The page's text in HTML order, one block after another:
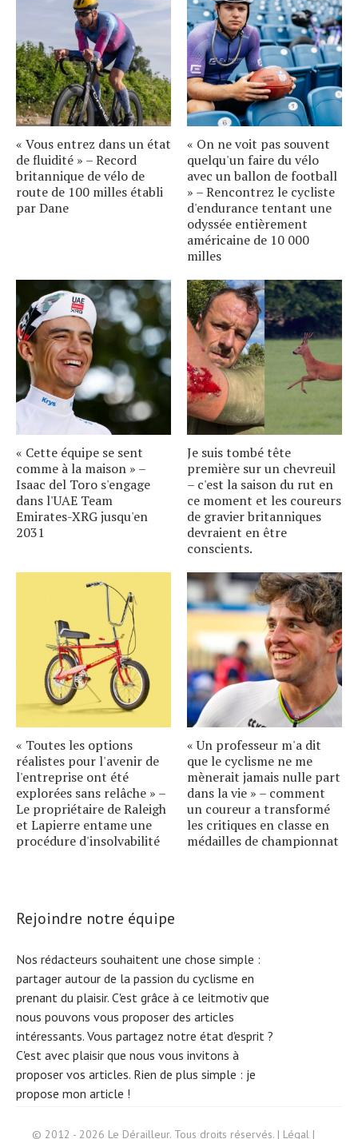
« Vous entrez dans un état
de fluidité » – Record
britannique de vélo de
route de 100 milles établi
par Dane
« On ne voit pas souvent
quelqu'un faire du vélo
avec un ballon de football
» – Rencontrez le cycliste
d'endurance tentant une
odyssée entièrement
américaine de 10 000
milles
« Cette équipe se sent
comme à la maison » –
Isaac del Toro s'engage
dans l'UAE Team
Emirates-XRG jusqu'en
2031
Je suis tombé tête
première sur un chevreuil
– c'est la saison du rut en
ce moment et les coureurs
de gravier britanniques
devraient en être
conscients.
« Toutes les options
réalistes pour l'avenir de
l'entreprise ont été
explorées sans relâche » –
Le propriétaire de Raleigh
et Lapierre entame une
procédure d'insolvabilité
« Un professeur m'a dit
que le cyclisme ne me
mènerait jamais nulle part
dans la vie » – comment
un coureur a transformé
les critiques en classe en
médailles de championnat
Rejoindre notre équipe
Nos rédacteurs souhaitent une chose simple :
partager autour de la passion du cyclisme en
prenant du plaisir. C'est grâce à ce leitmotiv que
nous pouvons vous proposer des articles
intéressants. Vous partagez notre état d'esprit ?
C'est avec plaisir que nous vous invitons à
proposer vos articles. Rien de plus simple : je
propose mon article !
© 2012 - 2026 Le Dérailleur. Tous droits réservés. | Légal |
Search